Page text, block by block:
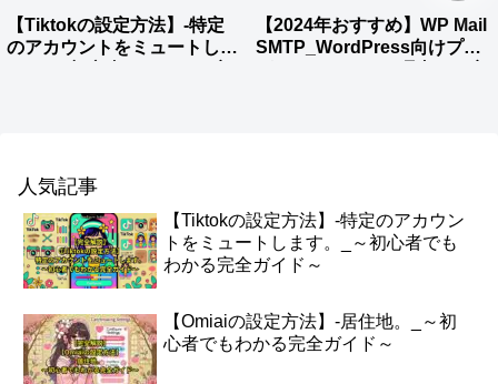
【Tiktokの設定方法】-特定
のアカウントをミュートしま
【2024年おすすめ】WP Mail
SMTP_WordPress向けプラ
人気記事
【Tiktokの設定方法】-特定のアカウン
トをミュートします。_～初心者でも
わかる完全ガイド～
【Omiaiの設定方法】-居住地。_～初
心者でもわかる完全ガイド～